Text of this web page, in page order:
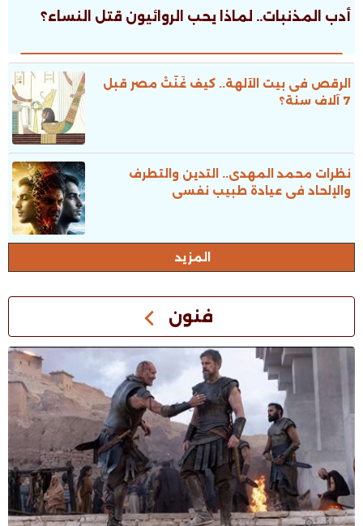
أدب المذنبات.. لماذا يحب الروائيون قتل النساء؟
الرقص فى بيت الآلهة.. كيف غَنَّتْ مصر قبل
7 آلاف سنة؟
نظرات محمد المهدى.. التدين والتطرف
والإلحاد فى عيادة طبيب نفسى
المزيد
فنون